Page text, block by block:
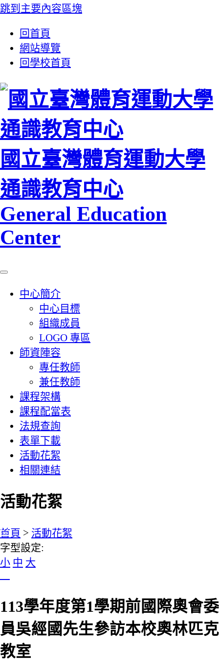
跳到主要內容區塊
回首頁
網站導覽
回學校首頁
國立臺灣體育運動大學
通識教育中心
General Education
Center
中心簡介
中心目標
組織成員
LOGO 專區
師資陣容
專任教師
兼任教師
課程架構
課程配當表
法規查詢
表單下載
活動花絮
相關連結
活動花絮
:::
首頁 > 活動花絮
字型設定:
小 中 大
113學年度第1學期前國際奧會委
員吳經國先生參訪本校奧林匹克
教室